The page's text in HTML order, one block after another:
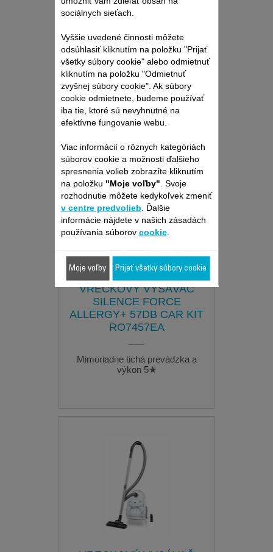
GREEN FORCE EFFITECH
ECO 64DB TOTAL CLEAN
RO6189EA
Výkonný, ale optimalizovaný a
tichý
VRECKOVÝ VYSÁVAČ
SILENCE FORCE
ALLERGY+ 57DB CAR KIT
RO7457EA
Mimoriadne tichá prevádzka a
výkon 5★
sociálnych sieťach.
Vyššie uvedené činnosti môžete
odsúhlasiť kliknutím na položku "Prijať
všetky súbory cookie" alebo odmietnuť
kliknutím na položku "Odmietnuť
zvyšnej súbory cookie". Ak súbory
cookie odmietnete, budeme používať
iba tie, ktoré sú nevyhnutné na
efektívne fungovanie webu.
Viac informácií o rôznych kategóriách
súborov cookie a možnosti ďalšieho
spresnenia volieb zobrazíte kliknutím
na položku "Moje voľby" . Svoje
rozhodnutie môžete kedykoľvek zmeniť
v centre predvolieb . Ďalšie
informácie nájdete v našich zásadách
používania súborov cookie.
Moje voľby Prijať všetky súbory cookie